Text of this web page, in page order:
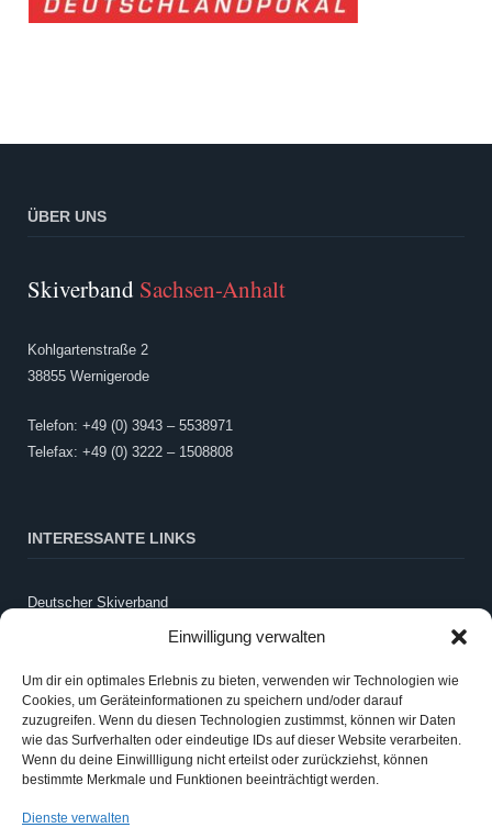
Einwilligung verwalten
Um dir ein optimales Erlebnis zu bieten, verwenden wir Technologien wie
Cookies, um Geräteinformationen zu speichern und/oder darauf
zuzugreifen. Wenn du diesen Technologien zustimmst, können wir Daten
wie das Surfverhalten oder eindeutige IDs auf dieser Website verarbeiten.
Wenn du deine Einwillligung nicht erteilst oder zurückziehst, können
bestimmte Merkmale und Funktionen beeinträchtigt werden.
Dienste verwalten
ÜBER UNS
Skiverband Sachsen-Anhalt
Kohlgartenstraße 2
38855 Wernigerode
Telefon: +49 (0) 3943 – 5538971
Telefax: +49 (0) 3222 – 1508808
INTERESSANTE LINKS
Deutscher Skiverband
LandesSportBund Sachsen-Anhalt
Schneebericht Harz
Webcam LLZ Sonnenberg
ANMELDEN